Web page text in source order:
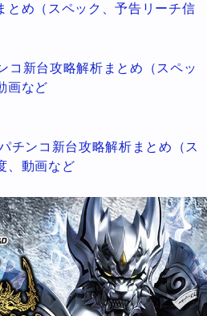
とめ（スペック、予告リーチ信
コ新台攻略解析まとめ（スペッ
画など
チンコ新台攻略解析まとめ（ス
、動画など